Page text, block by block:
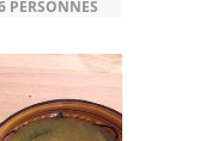
PERSONNES